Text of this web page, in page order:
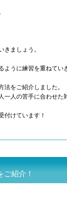
きましょう。
ように練習を重ねてい
をご紹介しました。
一人の苦手に合わせた
付けています！
紹介！